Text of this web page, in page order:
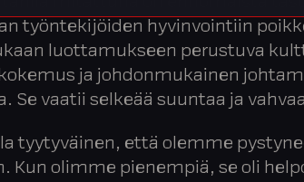
työntekijöiden hyvinvointiin
luottamukseen perustuva
ja johdonmukainen
Se vaatii selkeää suuntaa ja
tyytyväinen, että olemme
Kun olimme pienempiä, se oli